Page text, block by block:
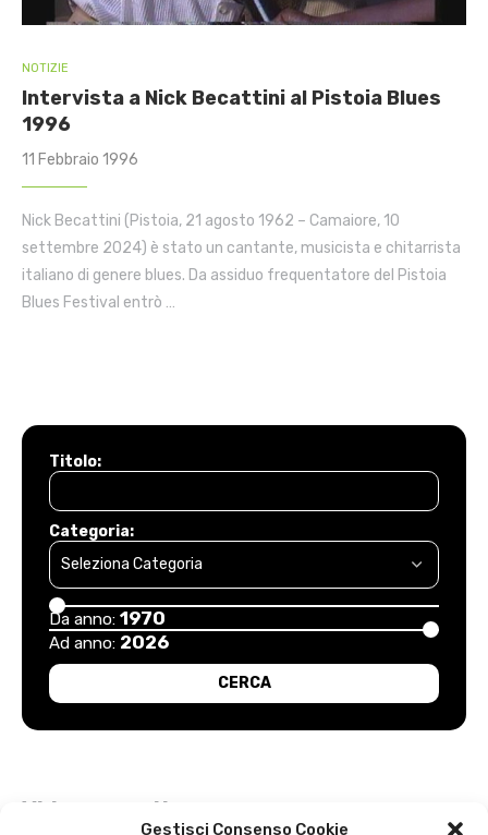
Gestisci Consenso Cookie
NOTIZIE
Intervista a Nick Becattini al Pistoia Blues
1996
11 Febbraio 1996
Nick Becattini (Pistoia, 21 agosto 1962 – Camaiore, 10
settembre 2024) è stato un cantante, musicista e chitarrista
italiano di genere blues. Da assiduo frequentatore del Pistoia
Blues Festival entrò …
Titolo:
Categoria:
Da anno: 1970
Ad anno: 2026
Video recenti